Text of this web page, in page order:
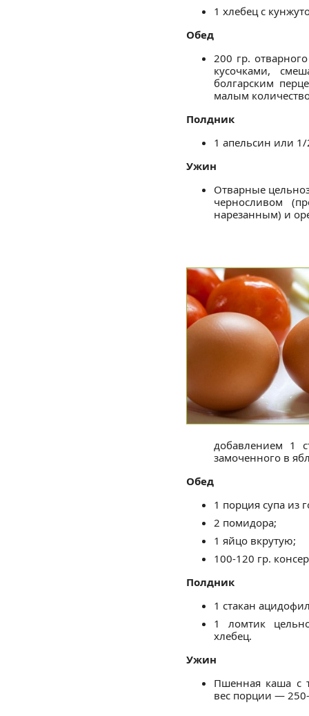
1 хлебец с
Обед
200 гр.
кусочками,
болгарским
малым
Полдник
1 апельсин или
Ужин
Отварные
черносливом
нарезанным) и
добавлением 1
замоченного в
Обед
1 порция супа из
2 помидора;
1 яйцо вкрутую;
100-120 гр.
Полдник
1 стакан
1 ломтик
хлебец.
Ужин
Пшенная каша
вес порции —